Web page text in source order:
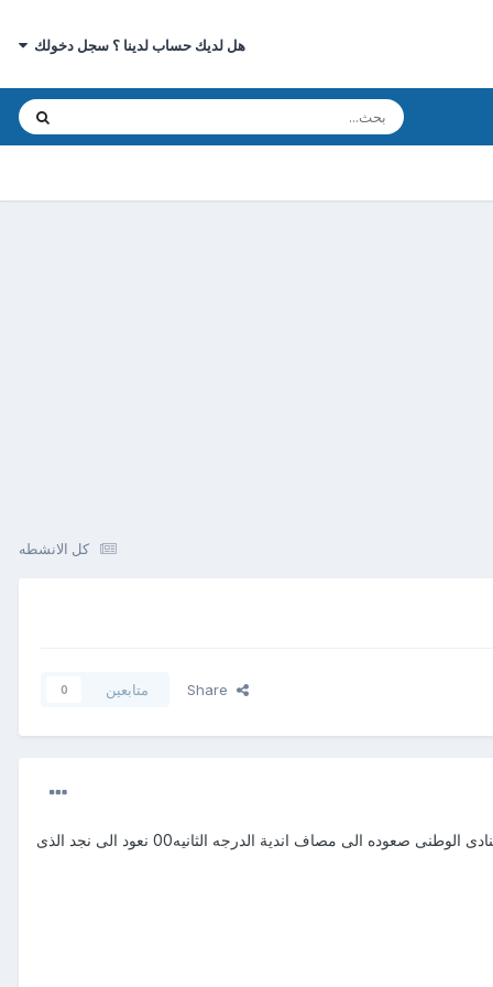
هل لديك حساب لدينا ؟ سجل دخولك
كل الانشطه
متابعين 0
خسر ممثلنا نادى نجد الشقيق بتعادله اليوم امام ضمك 1\1 وبذلك صعب موقفه بعد فوز الوطنى على اللروضه 1\0 نبارك لنادى الوطنى صعوده الى مصاف اندية الدرجه الثانيه00 نعود الى نجد الذى